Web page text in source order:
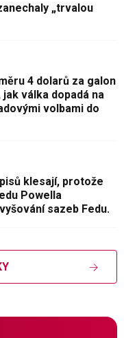
„trvalou
4 dolarů za galon
válka dopadá na
volbami do
klesají, protože
Powella
sazeb Fedu.